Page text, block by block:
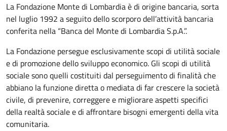
La Fondazione Monte di Lombardia è di origine bancaria, sorta
nel luglio 1992 a seguito dello scorporo dell’attività bancaria
conferita nella “Banca del Monte di Lombardia S.p.A.”.
La Fondazione persegue esclusivamente scopi di utilità sociale
e di promozione dello sviluppo economico. Gli scopi di utilità
sociale sono quelli costituiti dal perseguimento di finalità che
abbiano la funzione diretta o mediata di far crescere la società
civile, di prevenire, correggere e migliorare aspetti specifici
della realtà sociale e di affrontare bisogni emergenti della vita
comunitaria.